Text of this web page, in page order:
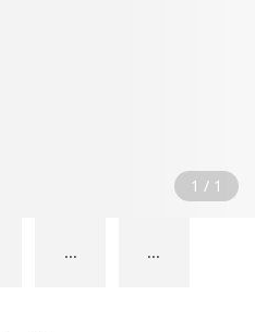
1 / 1
... ...